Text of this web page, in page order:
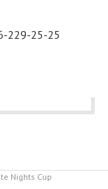
229-25-25
Nights Cup